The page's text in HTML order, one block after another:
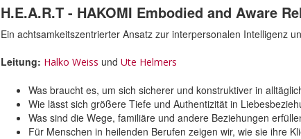
H.E.A.R.T - HAKOMI Embodied and Aware
Ein achtsamkeitszentrierter Ansatz zur interpersonalen Intelligenz
Leitung: Halko Weiss und Ute Helmers
Was braucht es, um sich sicherer und konstruktiver in
Wie lässt sich größere Tiefe und Authentizität in
Was sind die Wege, familiäre und andere Beziehungen
Für Menschen in heilenden Berufen zeigen wir, wie sie ihre